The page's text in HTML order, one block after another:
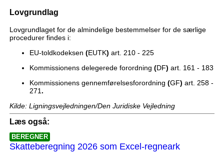
Lovgrundlag
Lovgrundlaget for de almindelige bestemmelser for de særlige
procedurer findes i:
EU-toldkodeksen (EUTK) art. 210 - 225
Kommissionens delegerede forordning (DF) art. 161 - 183
Kommissionens gennemførelsesforordning (GF) art. 258 -
271 .
Kilde: Ligningsvejledningen/Den Juridiske Vejledning
Læs også:
BEREGNER
Skatteberegning 2026 som Excel-regneark